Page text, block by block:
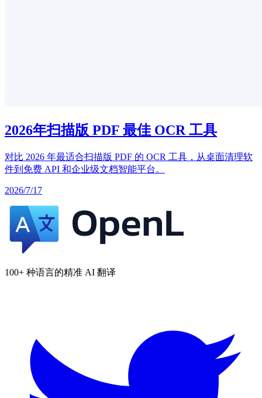
2026年扫描版 PDF 最佳 OCR 工具
对比 2026 年最适合扫描版 PDF 的 OCR 工具，从桌面清理软
件到免费 API 和企业级文档智能平台。
2026/7/17
100+ 种语言的精准 AI 翻译